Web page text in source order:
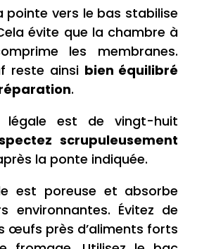
pointe vers le bas stabilise
évite que la chambre à
les membranes.
reste ainsi bien équilibré
.
légale est de vingt-huit
scrupuleusement
la ponte indiquée.
est poreuse et absorbe
environnantes. Évitez de
œufs près d’aliments forts